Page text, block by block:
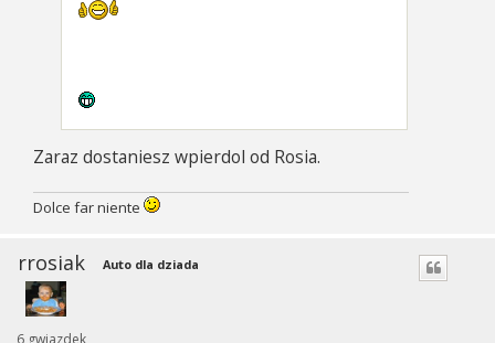
Zaraz dostaniesz wpierdol od Rosia.
Dolce far niente
rrosiak
6 gwiazdek
Auto dla dziada